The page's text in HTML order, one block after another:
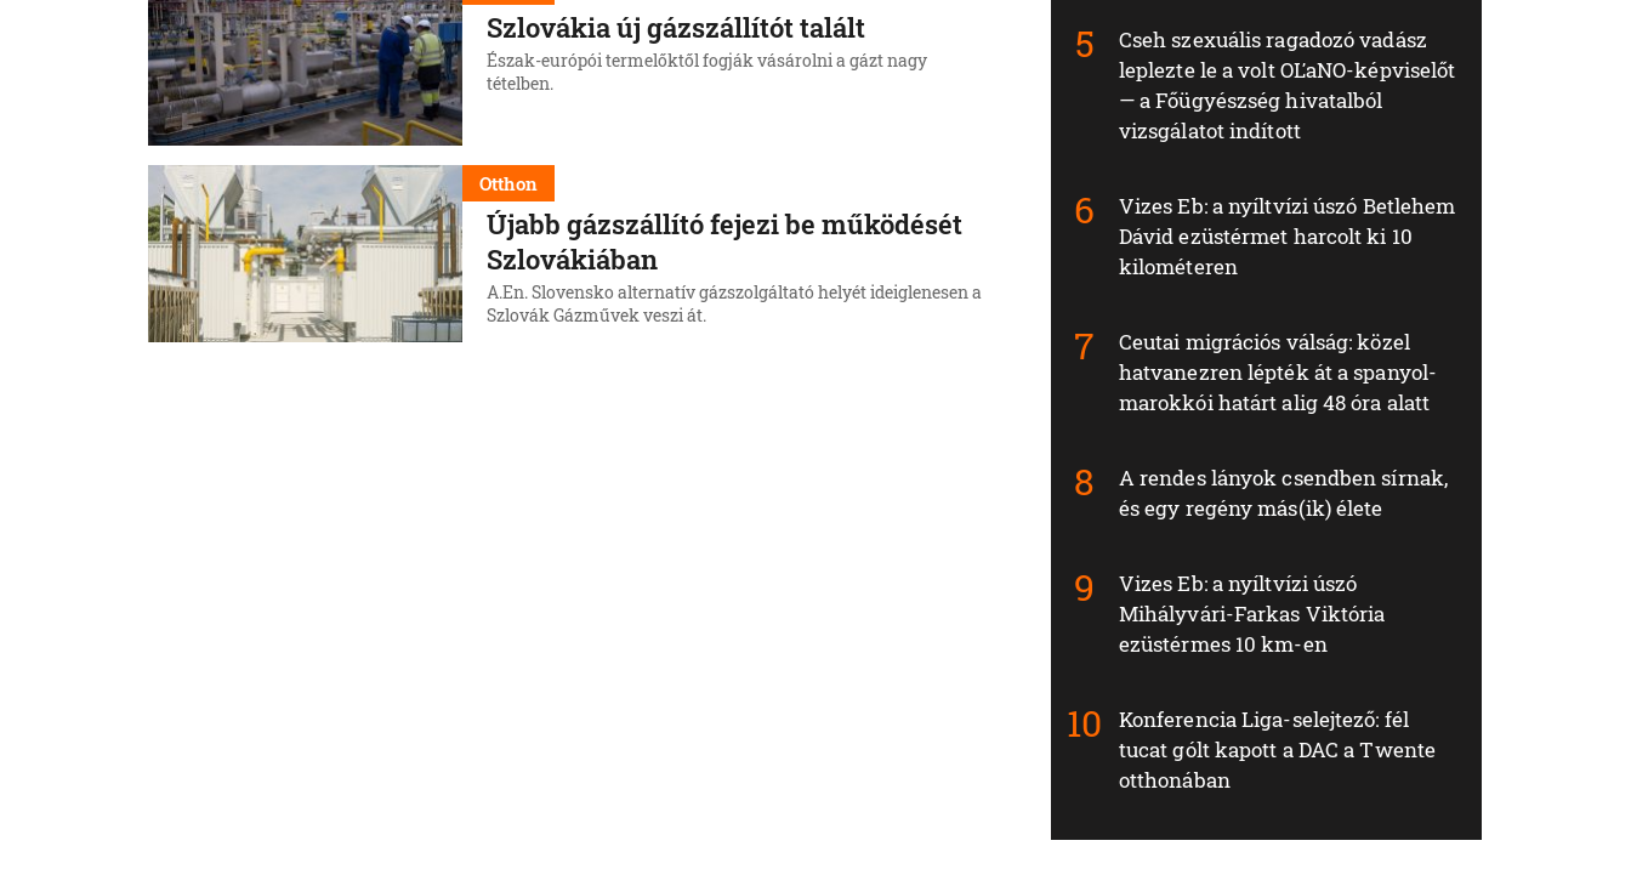
Szlovákia új gázszállítót talált
Észak-európói termelőktől fogják vásárolni a gázt nagy
tételben.
Otthon
Újabb gázszállító fejezi be működését
Szlovákiában
A.En. Slovensko alternatív gázszolgáltató helyét ideiglenesen a
Szlovák Gázművek veszi át.
Cseh szexuális ragadozó vadász
leplezte le a volt OĽaNO-képviselőt
— a Főügyészség hivatalból
vizsgálatot indított
Vizes Eb: a nyíltvízi úszó Betlehem
Dávid ezüstérmet harcolt ki 10
kilométeren
Ceutai migrációs válság: közel
hatvanezren lépték át a spanyol-
marokkói határt alig 48 óra alatt
A rendes lányok csendben sírnak,
és egy regény más(ik) élete
Vizes Eb: a nyíltvízi úszó
Mihályvári-Farkas Viktória
ezüstérmes 10 km-en
Konferencia Liga-selejtező: fél
tucat gólt kapott a DAC a Twente
otthonában